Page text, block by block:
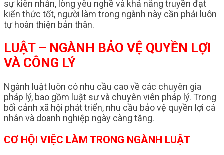
sự kiên nhẫn, lòng yêu nghề và khả năng truyền đạt
kiến thức tốt, người làm trong ngành này cần phải luôn
tự hoàn thiện bản thân.
LUẬT – NGÀNH BẢO VỆ QUYỀN LỢI
VÀ CÔNG LÝ
Ngành luật luôn có nhu cầu cao về các chuyên gia
pháp lý, bao gồm luật sư và chuyên viên pháp lý. Trong
bối cảnh xã hội phát triển, nhu cầu bảo vệ quyền lợi cá
nhân và doanh nghiệp ngày càng tăng.
CƠ HỘI VIỆC LÀM TRONG NGÀNH LUẬT